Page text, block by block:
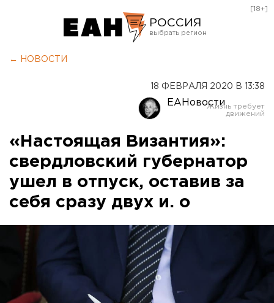
РОССИЯ
Оренбург
[18+]
← НОВОСТИ
18 ФЕВРАЛЯ 2020 В 13:38
ЕАНовости
«Настоящая Византия»:
свердловский губернатор
ушел в отпуск, оставив за
себя сразу двух и. о